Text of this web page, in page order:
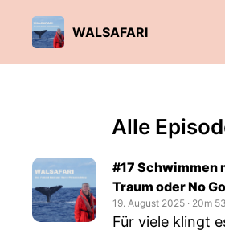
WALSAFARI
Alle
#17 Schwimmen
Traum oder No
19. August 2025 ‧ 20m
Für viele klingt